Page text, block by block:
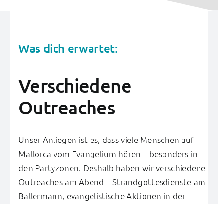
Was dich erwartet:
Verschiedene
Outreaches
Unser Anliegen ist es, dass viele Menschen auf
Mallorca vom Evangelium hören – besonders in
den Partyzonen. Deshalb haben wir verschiedene
Outreaches am Abend – Strandgottesdienste am
Ballermann, evangelistische Aktionen in der